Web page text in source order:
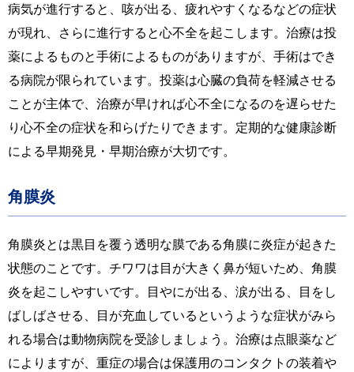
病気が進行すると、咳が出る、疲れやすくなるなどの症状
が現れ、さらに進行すると心不全を起こします。治療は投
薬によるものと手術によるものがありますが、手術はでき
る病院が限られています。投薬は心臓の負荷を軽減させる
ことが主体で、治療が早ければ心不全になるのを遅らせた
り心不全の症状を和らげたりできます。定期的な健康診断
による早期発見・早期治療が大切です。
角膜炎
角膜炎とは黒目を覆う透明な膜である角膜に炎症が起きた
状態のことです。チワワは目が大きく鼻が短いため、角膜
炎を起こしやすいです。目やにが出る、涙が出る、目をし
ばしばさせる、目が充血しているというような症状がみら
れる場合は動物病院を受診しましょう。治療は点眼薬など
によりますが、重症の場合は保護用のコンタクトの装着や